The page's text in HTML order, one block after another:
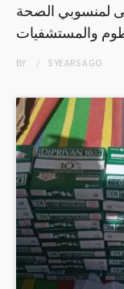
لمنسوبي الصحة
والمستشفيات
BY 5 YEARSAGO